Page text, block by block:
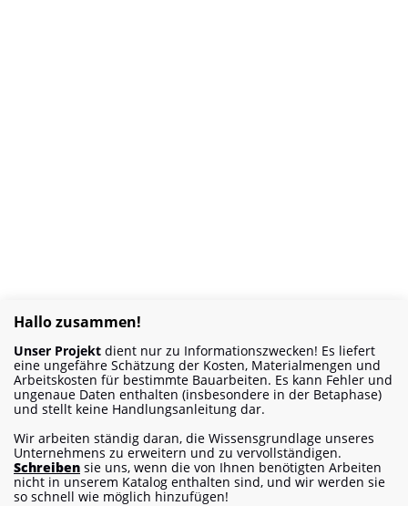
Hallo zusammen!
Unser Projekt dient nur zu Informationszwecken! Es liefert
eine ungefähre Schätzung der Kosten, Materialmengen und
Arbeitskosten für bestimmte Bauarbeiten. Es kann Fehler und
ungenaue Daten enthalten (insbesondere in der Betaphase)
und stellt keine Handlungsanleitung dar.
Wir arbeiten ständig daran, die Wissensgrundlage unseres
Unternehmens zu erweitern und zu vervollständigen.
Schreiben sie uns, wenn die von Ihnen benötigten Arbeiten
nicht in unserem Katalog enthalten sind, und wir werden sie
so schnell wie möglich hinzufügen!